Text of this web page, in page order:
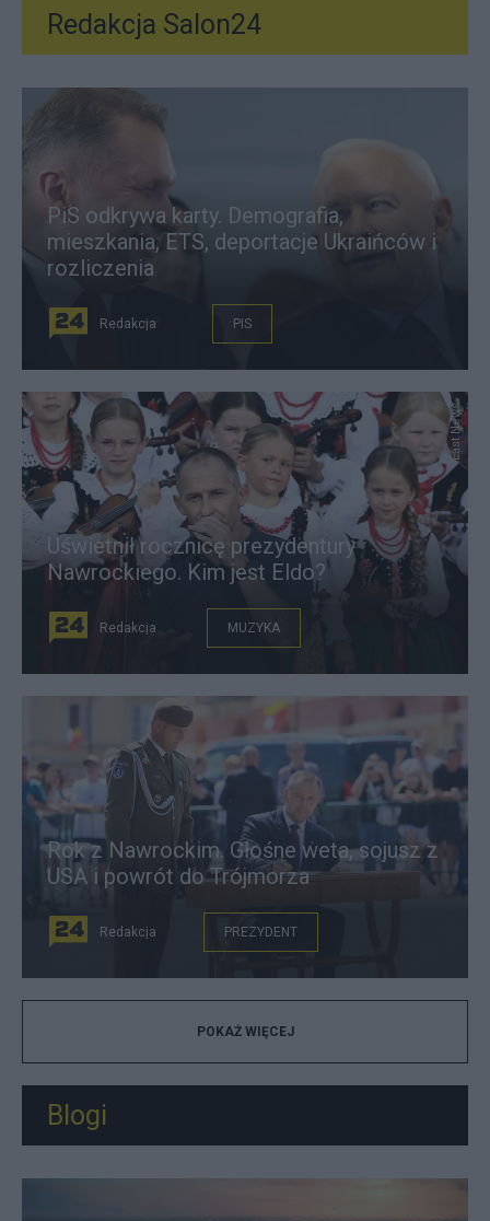
Redakcja Salon24
PiS odkrywa karty. Demografia,
mieszkania, ETS, deportacje Ukraińców i
rozliczenia
Redakcja PIS
East News
Uświetnił rocznicę prezydentury
Nawrockiego. Kim jest Eldo?
Redakcja MUZYKA
Rok z Nawrockim. Głośne weta, sojusz z
USA i powrót do Trójmorza
Redakcja PREZYDENT
POKAŻ WIĘCEJ
Blogi